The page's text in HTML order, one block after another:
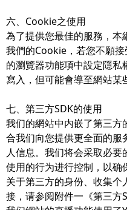
六、Cookie之使用
為了提供您最佳的服務，本
我們的Cookie，若您不願
的瀏覽器功能項中設定隱
寫入，但可能會導至網站某
七、第三方SDK的使用
我们的網站中内嵌了第三方
合我们向您提供更全面的服
人信息。我们将会采取必要
使用的行为进行控制，以确
关于第三方的身份、收集
接，请参阅附件一《第三方